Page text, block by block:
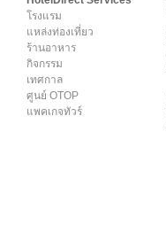
โรงแรม
แหล่งท่องเที่ยว
ร้านอาหาร
กิจกรรม
เทศกาล
ศูนย์ OTOP
แพคเกจทัวร์